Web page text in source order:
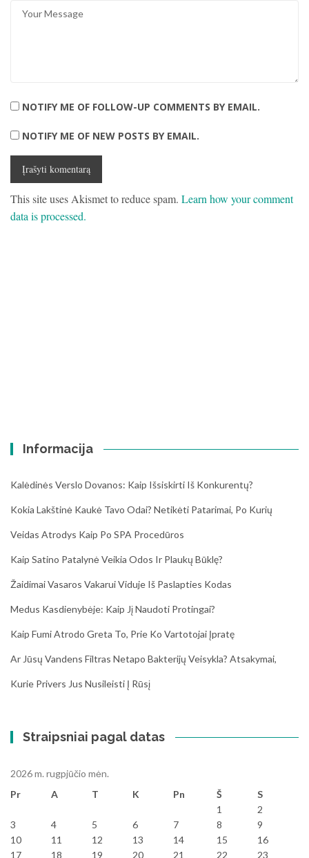
NOTIFY ME OF FOLLOW-UP COMMENTS BY EMAIL.
NOTIFY ME OF NEW POSTS BY EMAIL.
This site uses Akismet to reduce spam. Learn how your comment
data is processed.
Informacija
Kalėdinės Verslo Dovanos: Kaip Išsiskirti Iš Konkurentų?
Kokia Lakštinė Kaukė Tavo Odai? Netikėti Patarimai, Po Kurių
Veidas Atrodys Kaip Po SPA Procedūros
Kaip Satino Patalynė Veikia Odos Ir Plaukų Būklę?
Žaidimai Vasaros Vakarui Viduje Iš Paslapties Kodas
Medus Kasdienybėje: Kaip Jį Naudoti Protingai?
Kaip Fumi Atrodo Greta To, Prie Ko Vartotojai Įpratę
Ar Jūsų Vandens Filtras Netapo Bakterijų Veisykla? Atsakymai,
Kurie Privers Jus Nusileisti Į Rūsį
Straipsniai pagal datas
2026 m. rugpjūčio mėn.
Pr
A T K Pn Š
S
1
2
3
4 5 6 7 8
9
10
11 12 13 14 15
16
17
18 19 20 21 22
23